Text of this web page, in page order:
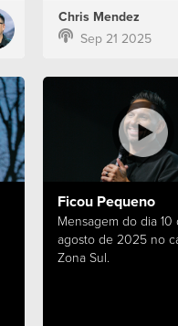
Chris Mendez
Sep 21 2025
Ficou Pequeno
Mensagem do dia 10
agosto de 2025 no
Zona Sul.